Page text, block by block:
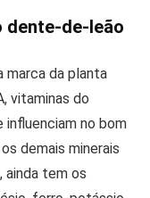
dente-de-leão
marca da planta
vitaminas do
influenciam no bom
demais minerais
ainda tem os